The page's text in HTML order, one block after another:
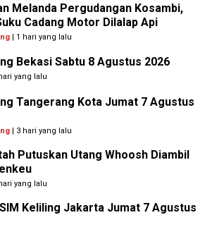
Melanda Pergudangan Kosambi,
Cadang Motor Dilalap Api
| 1 hari yang lalu
Bekasi Sabtu 8 Agustus 2026
yang lalu
Tangerang Kota Jumat 7 Agustus
| 3 hari yang lalu
Putuskan Utang Whoosh Diambil
yang lalu
Keliling Jakarta Jumat 7 Agustus